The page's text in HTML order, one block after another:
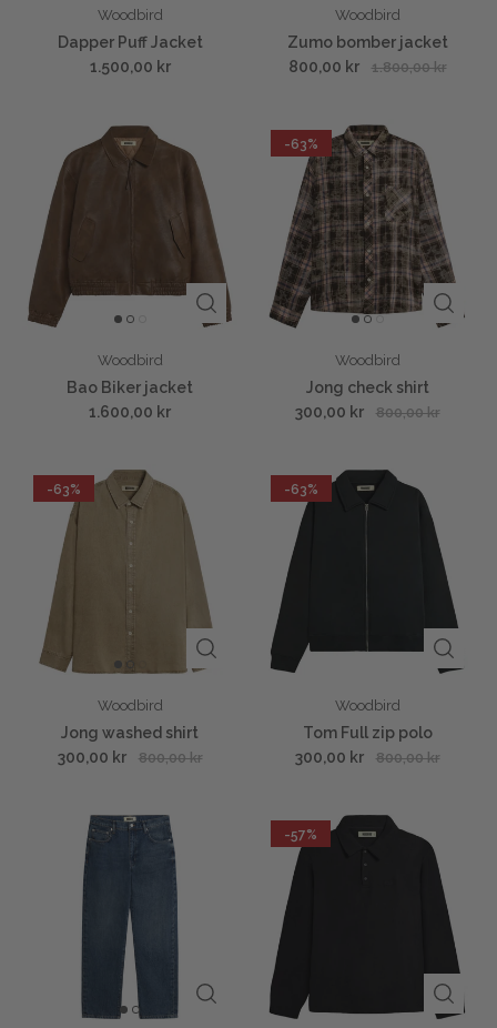
Woodbird
Dapper Puff Jacket
1.500,00 kr
Woodbird
Zumo bomber jacket
800,00 kr
1.800,00 kr
Woodbird
Bao Biker jacket
1.600,00 kr
-63%
Woodbird
Jong check shirt
300,00 kr
800,00 kr
-63%
Woodbird
Jong washed shirt
300,00 kr
800,00 kr
-63%
Woodbird
Tom Full zip polo
300,00 kr
800,00 kr
-57%